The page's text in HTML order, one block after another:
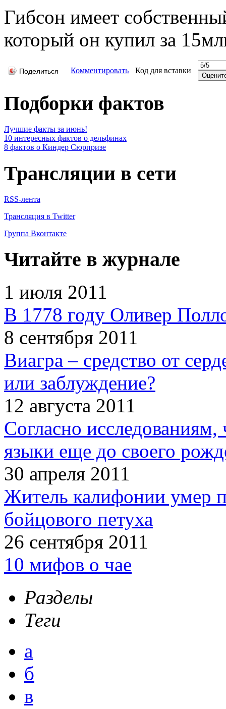
Гибсон имеет
который он купил за
Поделиться Комментировать Код для вставки
Подборки фактов
Лучшие факты за июнь!
10 интересных фактов о дельфинах
8 фактов о Киндер Сюрпризе
Трансляции в сети
RSS-лента
Трансляция в Twitter
Группа Вконтакте
Читайте в журнале
1 июля 2011
В 1778 году Оливер
8 сентября 2011
Виагра – средство от
или заблуждение?
12 августа 2011
Согласно исследованиям,
языки еще до своего
30 апреля 2011
Житель калифонии умер
бойцового петуха
26 сентября 2011
10 мифов о чае
Разделы
Теги
а
б
в